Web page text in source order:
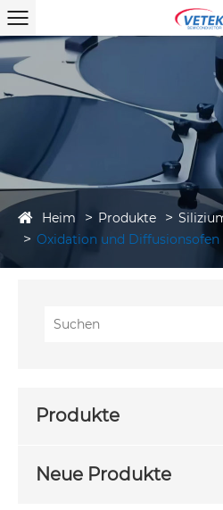
Heim Produkte
Oxidation und Diffusionsofen
Produkte
Neue Produkte